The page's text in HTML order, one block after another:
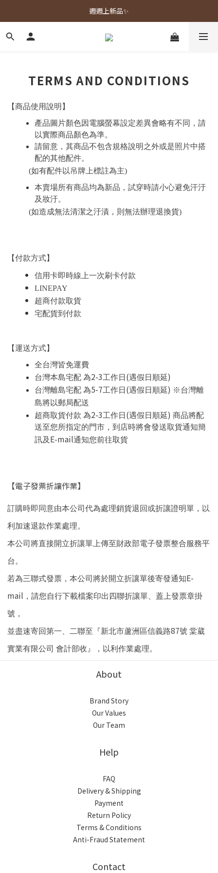
春夏新品上市🌿
週週上新品✨
春夏新品上市🌿
TERMS AND CONDITIONS
【商品使用說明】
產品圖片顏色因電腦螢幕設定差異會略有不同，請
以實際商品顏色為準。
請留意，其商品不包含規格說明之外或是照片中搭
配的其他配件。
(如有配件以吊牌上標註為主)
本賣場所有商品均為新品，試穿時請小心避免汗汙
及妝汙。
(如造成無法清潔之汙漬，則無法辦理退換貨)
【付款方式】
信用卡即時線上一次刷卡付款
LINEPAY
超商付款取貨
宅配貨到付款
【運送方式】
全台灣皆免運費
台灣本島宅配 為2-3工作日 (遇假日順延)
台灣離島宅配 為5-7工作日 (遇假日順延) ※台灣離
島將以郵局配送
超商取貨付款 為2-3工作日 (遇假日順延) 商品將配
送至您所指定的門市，到店時將會發送取貨通知簡
訊及 E-mail通知您前往取貨
【電子發票折讓作業】
訂購時即同意由本公司代為處理銷貨退回或折讓證明單，以
利加速退款作業處理。
本公司將直接開立折讓單上傳至財政部電子發票整合服務平
台。
若為三聯式發票，本公司將於開立折讓單後寄發通知E-
mail ，請您自行下載檔案印出四聯折讓單、蓋上發票章掛
號，
並盡速寄回第一、二聯至『新北市蘆洲區信義路87號 棠葳
實業有限公司 會計部收』，以利作業處理。
About
Brand Story
Our Values
Our Team
Help
FAQ
Delivery & Shipping
Payment
Return Policy
Terms & Conditions
Anti-Fraud Statement
Contact